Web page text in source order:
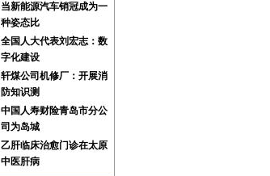
当新能源汽车销冠成为一
种姿态比
全国人大代表刘宏志：数
字化建设
轩煤公司机修厂：开展消
防知识测
中国人寿财险青岛市分公
司为岛城
乙肝临床治愈门诊在太原
中医肝病